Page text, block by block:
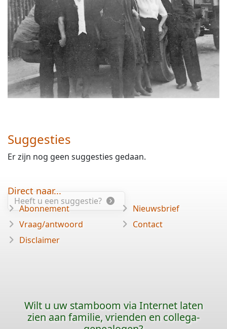
Suggesties
Er zijn nog geen suggesties gedaan.
Heeft u een suggestie?
Direct naar...
Abonnement
Vraag/antwoord
Disclaimer
Nieuwsbrief
Contact
Wilt u uw stamboom via Internet laten
zien aan familie, vrienden en collega-